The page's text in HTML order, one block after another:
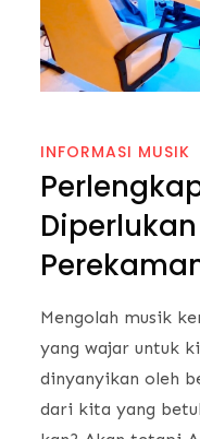
INFORMASI MUSIK
Mengolah musik
yang wajar untuk
dinyanyikan oleh
dari kita yang